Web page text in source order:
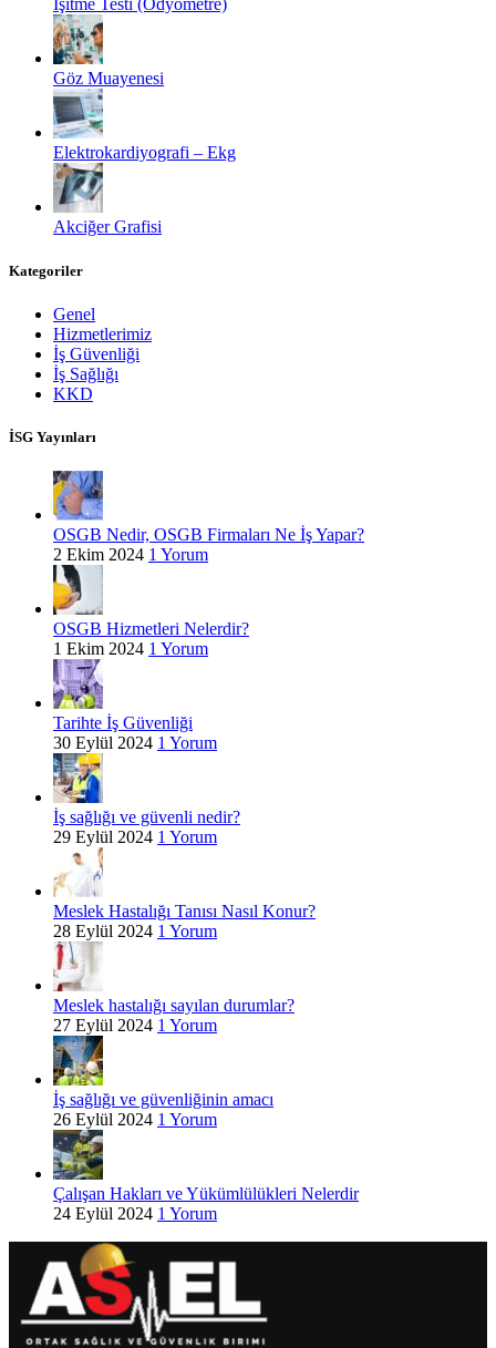
İşitme Testi (Odyometre)
Göz Muayenesi
Elektrokardiyografi – Ekg
Akciğer Grafisi
Kategoriler
Genel
Hizmetlerimiz
İş Güvenliği
İş Sağlığı
KKD
İSG Yayınları
OSGB Nedir, OSGB Firmaları Ne İş Yapar?
2 Ekim 2024 1 Yorum
OSGB Hizmetleri Nelerdir?
1 Ekim 2024 1 Yorum
Tarihte İş Güvenliği
30 Eylül 2024 1 Yorum
İş sağlığı ve güvenli nedir?
29 Eylül 2024 1 Yorum
Meslek Hastalığı Tanısı Nasıl Konur?
28 Eylül 2024 1 Yorum
Meslek hastalığı sayılan durumlar?
27 Eylül 2024 1 Yorum
İş sağlığı ve güvenliğinin amacı
26 Eylül 2024 1 Yorum
Çalışan Hakları ve Yükümlülükleri Nelerdir
24 Eylül 2024 1 Yorum